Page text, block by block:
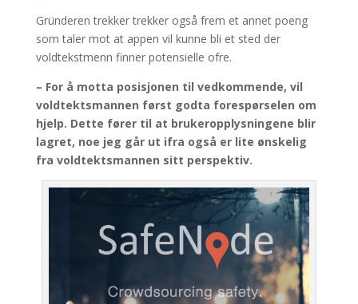
Gründeren trekker trekker også frem et annet poeng
som taler mot at appen vil kunne bli et sted der
voldtekstmenn finner potensielle ofre.
– For å motta posisjonen til vedkommende, vil
voldtektsmannen først godta forespørselen om
hjelp. Dette fører til at brukeropplysningene blir
lagret, noe jeg går ut ifra også er lite ønskelig
fra voldtektsmannen sitt perspektiv.